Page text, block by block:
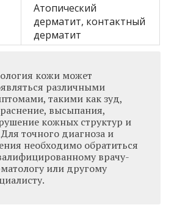
Атопический
дерматит, контактный
дерматит
кожи может
различными
такими как зуд,
высыпания,
кожных структур и
точного диагноза и
необходимо обратиться
врачу-
или другому